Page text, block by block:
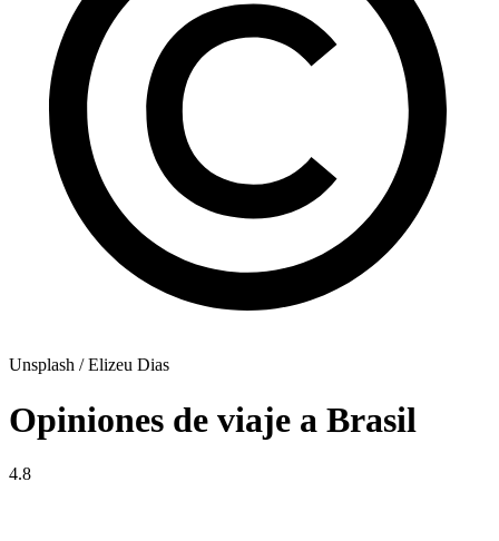
Unsplash / Elizeu Dias
Opiniones de viaje a Brasil
4.8